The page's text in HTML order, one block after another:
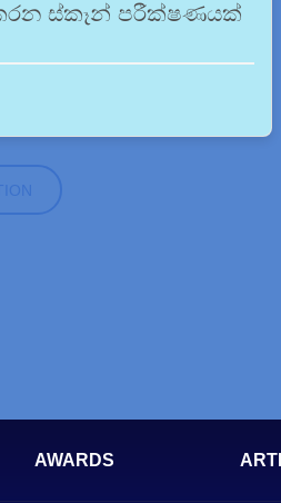
ස්කෑන් පරීක්ෂණයක්
AWARDS